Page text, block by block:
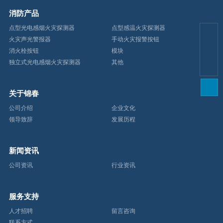
消防产品
点型光电感烟火灾探测器
点型感温火灾探测器
火灾声光警报器
手动火灾报警按钮
消火栓按钮
模块
独立式光电感烟火灾探测器
其他
关于锦春
公司介绍
企业文化
领导致辞
发展历程
新闻资讯
公司资讯 行业资讯
服务支持
人才招聘
留言咨询
lu@chinanbjc.ocm